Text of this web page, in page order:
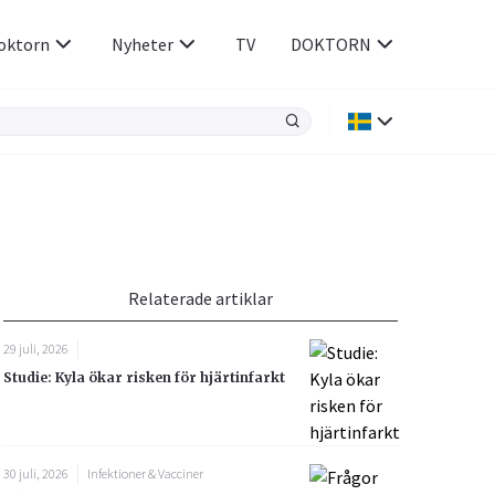
Rökavvänjning
Rörelseapparaten
Sex & Samliv
Sömn & Stress
Nyheter TV DOKTORN
Relaterade artiklar
29 juli, 2026
Studie: Kyla ökar risken för hjärtinfarkt
30 juli, 2026
Infektioner & Vacciner